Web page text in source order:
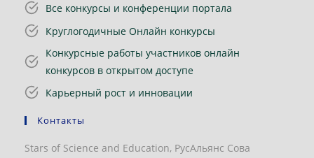
Все конкурсы и конференции портала
Круглогодичные Онлайн конкурсы
Конкурсные работы участников онлайн
конкурсов в открытом доступе
Карьерный рост и инновации
Контакты
Stars of Science and Education, РусАльянс Сова